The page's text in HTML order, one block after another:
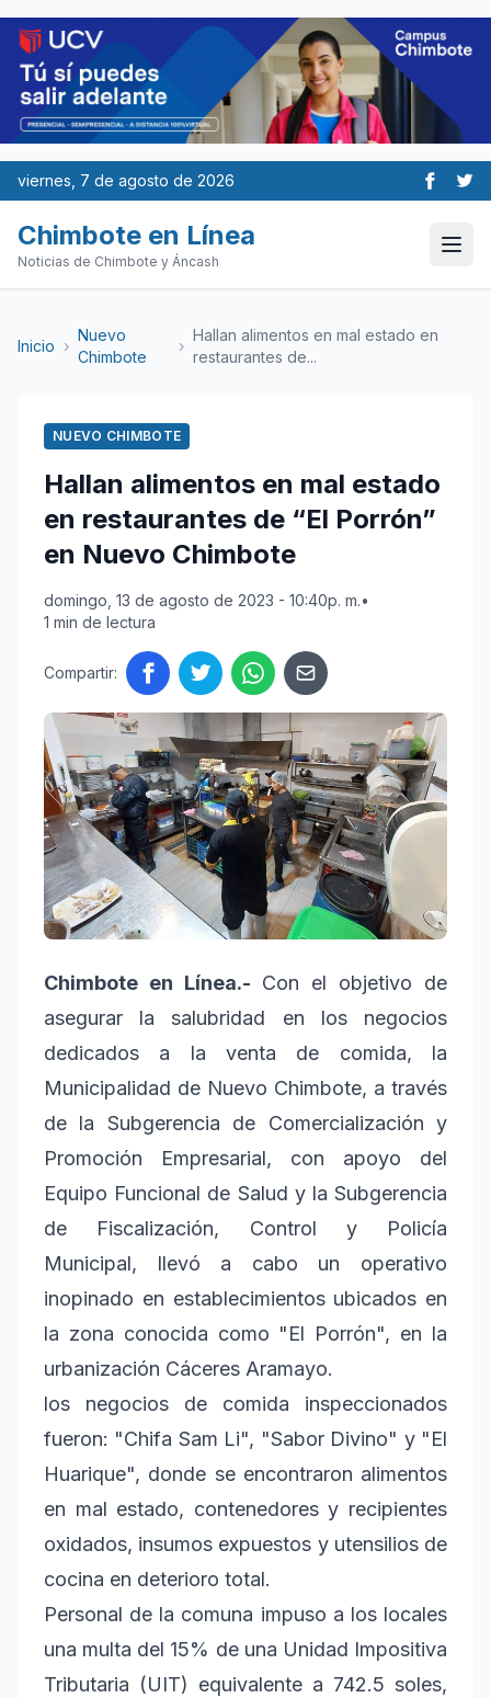
viernes, 7 de agosto de 2026
Chimbote en Línea
Noticias de Chimbote y Áncash
Inicio ›
Nuevo
Chimbote
›
Hallan alimentos en mal estado en
restaurantes de...
NUEVO CHIMBOTE
Hallan alimentos en mal estado
en restaurantes de “El Porrón”
en Nuevo Chimbote
domingo, 13 de agosto de 2023 - 10:40p. m.•
1 min de lectura
Compartir:
Chimbote en Línea.- Con el objetivo de
asegurar la salubridad en los negocios
dedicados a la venta de comida, la
Municipalidad de Nuevo Chimbote, a través
de la Subgerencia de Comercialización y
Promoción Empresarial, con apoyo del
Equipo Funcional de Salud y la Subgerencia
de Fiscalización, Control y Policía
Municipal, llevó a cabo un operativo
inopinado en establecimientos ubicados en
la zona conocida como "El Porrón", en la
urbanización Cáceres Aramayo.
los negocios de comida inspeccionados
fueron: "Chifa Sam Li", "Sabor Divino" y "El
Huarique", donde se encontraron alimentos
en mal estado, contenedores y recipientes
oxidados, insumos expuestos y utensilios de
cocina en deterioro total.
Personal de la comuna impuso a los locales
una multa del 15% de una Unidad Impositiva
Tributaria (UIT) equivalente a 742.5 soles,